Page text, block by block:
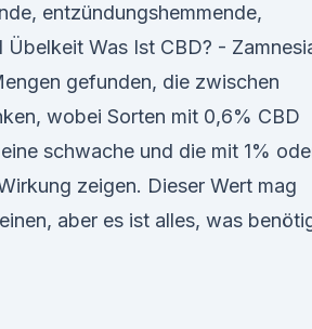
entzündungshemmende,
Übelkeit Was Ist CBD? -
gefunden, die zwischen
wobei Sorten mit 0,6% CBD
schwache und die mit 1%
zeigen. Dieser Wert mag
aber es ist alles, was